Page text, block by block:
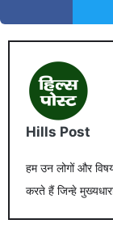
Hills Post
हम उन लोगों और
करते हैं जिन्हे